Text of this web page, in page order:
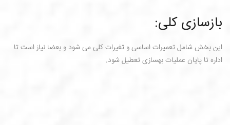
بازسازی کلی:
این بخش شامل تعمیرات اساسی و تغیرات کلی می شود و بعضا نیاز است تا
اداره تا پایان عملیات بهسازی تعطیل شود.